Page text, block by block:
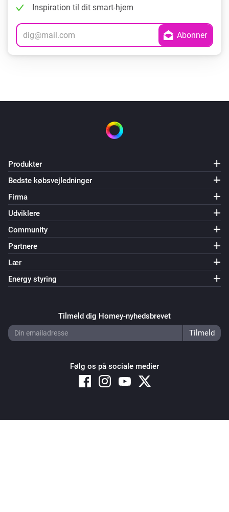
Inspiration til dit smart-hjem
Produkter
Bedste købsvejledninger
Firma
Udviklere
Community
Partnere
Lær
Energy styring
Tilmeld dig Homey-nyhedsbrevet
Følg os på sociale medier